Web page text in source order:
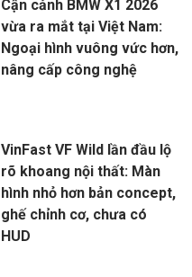
Cận cảnh BMW X1 2026
vừa ra mắt tại Việt Nam:
Ngoại hình vuông vức hơn,
nâng cấp công nghệ
VinFast VF Wild lần đầu lộ
rõ khoang nội thất: Màn
hình nhỏ hơn bản concept,
ghế chỉnh cơ, chưa có
HUD